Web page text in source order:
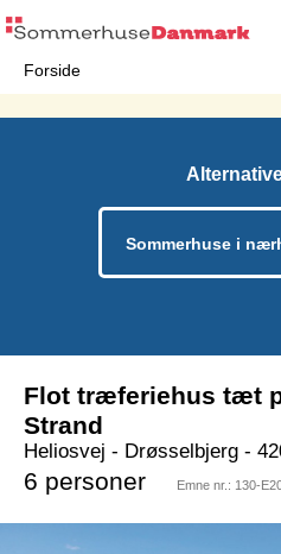
Forside
Sommerhuse i
Flot træferiehus tæt
Strand
Heliosvej - Drøsselbjerg -
6 personer Emne nr.: 130-